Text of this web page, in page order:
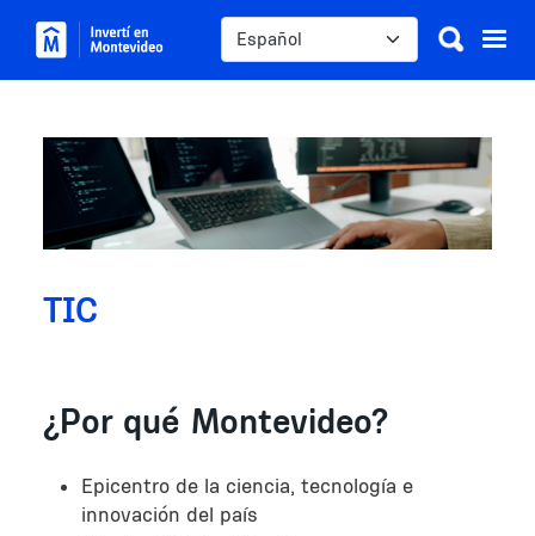
Pasar al contenido principal
Select your language
Image
TIC
¿Por qué Montevideo?
Epicentro de la ciencia, tecnología e
innovación del país